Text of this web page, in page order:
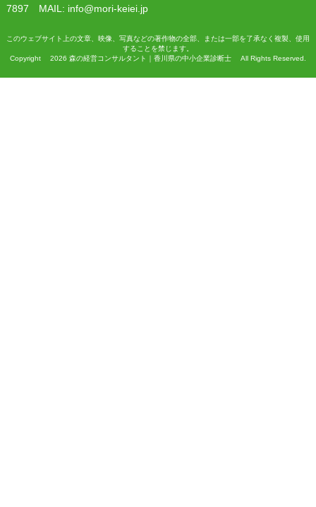
7897 MAIL: info@mori-keiei.jp
このウェブサイト上の文章、映像、写真などの著作物の全部、または一部を了承なく複製、使用
することを禁じます。
Copyright 2026 森の経営コンサルタント｜香川県の中小企業診断士 All Rights Reserved.